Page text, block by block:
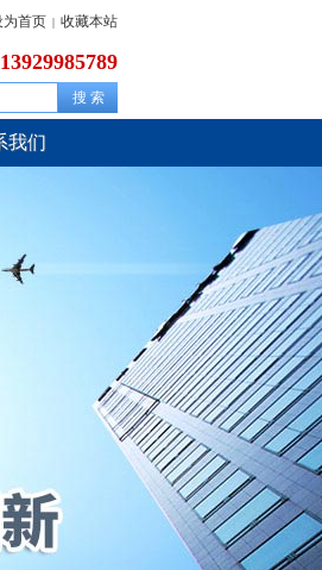
为首页 | 收藏本站
我们